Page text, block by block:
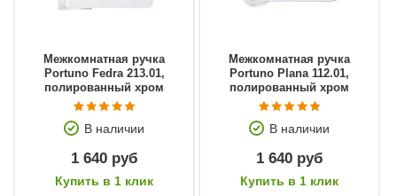
Межкомнатная ручка
Portuno Fedra 213.01,
полированный хром
В наличии
1 640 руб
Купить в 1 клик
Межкомнатная ручка
Portuno Plana 112.01,
полированный хром
В наличии
1 640 руб
Купить в 1 клик